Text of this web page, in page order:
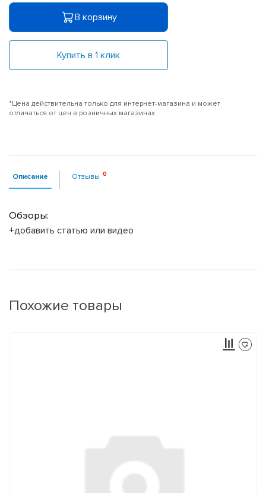
В корзину
Купить в 1 клик
*Цена действительна только для интернет-магазина и может
отличаться от цен в розничных магазинах
Описание Отзывы
Обзоры:
+добавить статью или видео
Похожие товары